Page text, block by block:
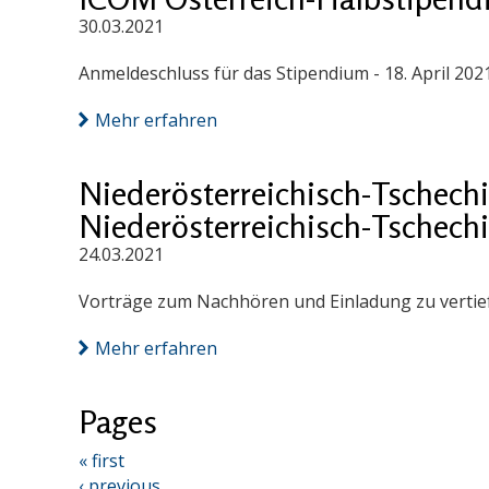
30.03.2021
Anmeldeschluss für das Stipendium - 18. April
Mehr erfahren
Niederösterreichisch-
Niederösterreichisch-
24.03.2021
Vorträge zum Nachhören und Einladung zu
Mehr erfahren
Pages
« first